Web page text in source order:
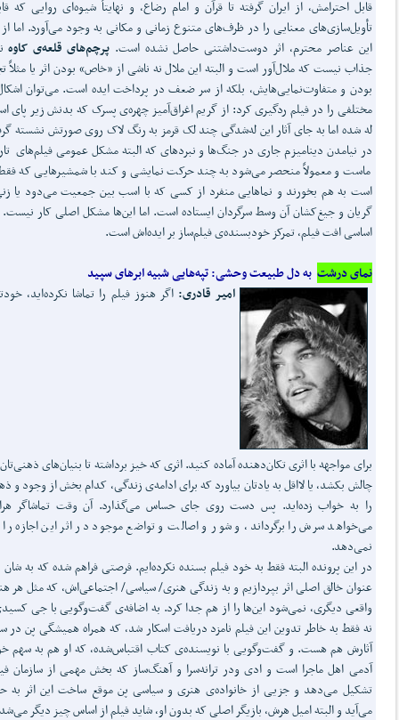
قابل احترامش، از ایران گرفته تا قرآن و امام رضاع، و نهایتاً شیوه‌ای روایی که
تأویل‌سازی‌های معنایی را در ظرف‌های متنوع زمانی و مکانی به وجود می‌آورد. اما
این عناصر محترم، اثر دوست‌داشتنی حاصل نشده است. پرچم‌های قلعه‌ی کاوه
جذاب نیست که ملال‌آور است و البته این ملال نه ناشی از «خاص» بودن اثر یا مثلاً
بودن و متفاوت‌نمایی‌هایش، بلکه از سر ضعف در پرداخت ایده است. می‌توان
مختلفی را در فیلم ردگیری کرد: از گریم اغراق‌آمیز چهره‌ی پسرک که بدنش زیر پای
له شده اما به جای آثار این له‌شدگی چند لک قرمز به رنگ لاک روی صورتش نشسته
در نیامدن دینامیزم جاری در جنگ‌ها و نبردهای که البته مشکل عمومی فیلم‌های
ماست و معمولاً منحصر می‌شود به چند حرکت نمایشی و کند با شمشیرهایی که فقط
است به هم بخورند و نماهایی منفرد از کسی که با اسب بین جمعیت می‌دود یا
گریان و جیغ‌کشان آن وسط سرگردان ایستاده است. اما این‌ها مشکل اصلی کار
اساسی افت فیلم، تمرکز خودبسنده‌ی فیلم‌ساز بر ایده‌اش است.
نمای درشت به دل طبیعت وحشی: تپه‌هایی شبیه ابرهای سپید
امیر قادری: اگر هنوز فیلم را تماشا نکرده‌اید،
برای مواجهه با اثری تکان‌دهنده آماده کنید. اثری که خیز برداشته تا بنیان‌های
چالش بکشد، یا لااقل به یادتان بیاورد که برای ادامه‌ی زندگی، کدام بخش از وجود و
را به خواب زده‌اید. پس دست روی جای حساس می‌گذارد. آن وقت تماشاگر
می‌خواهد سرش را برگرداند، و شور و اصالت و تواضع موجود در اثر این اجازه را
نمی‌دهد.
در این پرونده البته فقط به خود فیلم بسنده نکرده‌ایم. فرصتی فراهم شده که به شان
عنوان خالق اصلی اثر بپردازیم و به زندگی هنری/ سیاسی/ اجتماعی‌اش، که مثل هر
واقعی دیگری، نمی‌شود این‌ها را از هم جدا کرد. به اضافه‌ی گفت‌وگویی با جی
نه فقط به خاطر تدوین این فیلم نامزد دریافت اسکار شد، که همراه همیشگی پن
آثارش هم هست. و گفت‌وگویی با نویسنده‌ی کتاب اقتباس‌شده، که او هم به سهم
آدمی اهل ماجرا است و ادی ودر ترانه‌سرا و آهنگ‌ساز که بخش مهمی از سازمان
تشکیل می‌دهد و جزیی از خانواده‌ی هنری و سیاسی پن موقع ساخت این اثر به
می‌آید و البته امیل هرش، بازیگر اصلی که بدون او، شاید فیلم از اساس چیز دیگر